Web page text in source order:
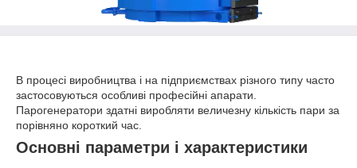
В процесі виробництва і на підприємствах різного типу часто
застосовуються особливі професійні апарати.
Парогенератори здатні виробляти величезну кількість пари за
порівняно короткий час.
Основні параметри і характеристики